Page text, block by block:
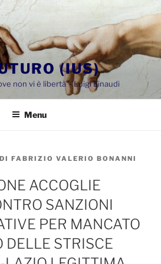
(IUS)
non vi è libertà"- Luigi Einaudi
Menu
DI FABRIZIO VALERIO BONANNI
ACCOGLIE
SANZIONI
PER MANCATO
DELLE STRISCE